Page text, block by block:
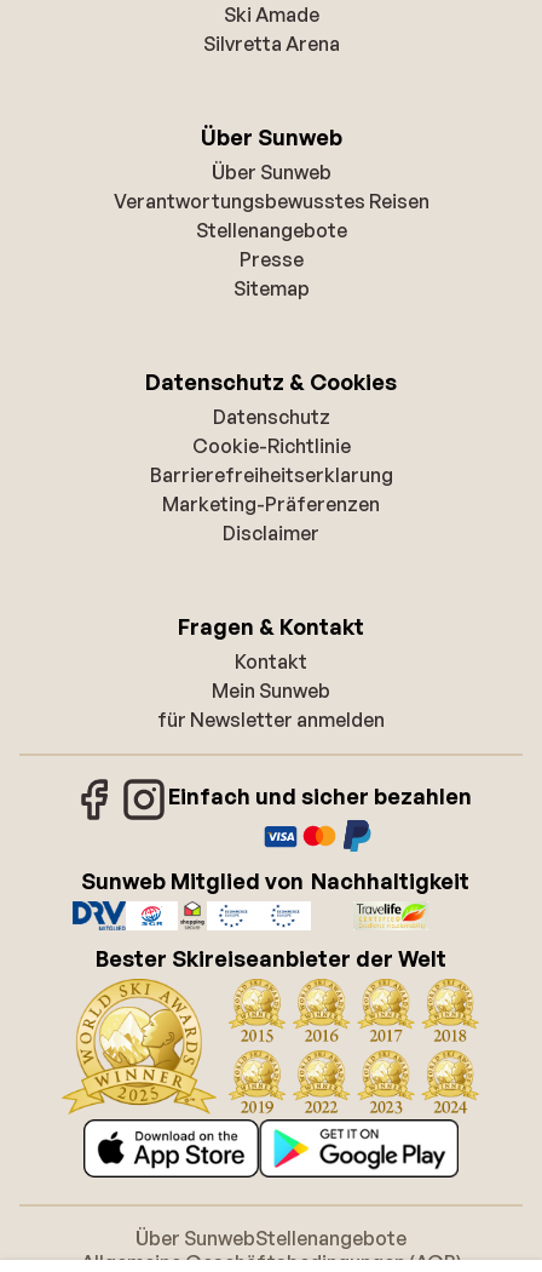
Ski Amade
Silvretta Arena
Über Sunweb
Über Sunweb
Verantwortungsbewusstes Reisen
Stellenangebote
Presse
Sitemap
Datenschutz & Cookies
Datenschutz
Cookie-Richtlinie
Barrierefreiheitserklarung
Marketing-Präferenzen
Disclaimer
Fragen & Kontakt
Kontakt
Mein Sunweb
für Newsletter anmelden
Einfach und sicher bezahlen
Sunweb Mitglied von Nachhaltigkeit
Bester Skireiseanbieter der Welt
Über SunwebStellenangebote
Allgemeine Geschäftsbedingungen (AGB)